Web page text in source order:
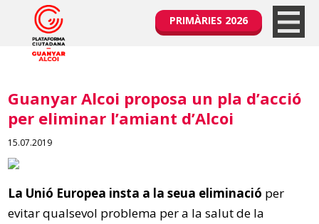
PRIMÀRIES 2026
Guanyar Alcoi proposa un pla d’acció
per eliminar l’amiant d’Alcoi
15.07.2019
La Unió Europea insta a la seua eliminació per
evitar qualsevol problema per a la salut de la